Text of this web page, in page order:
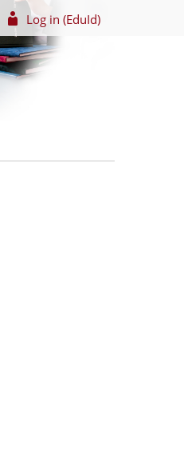
Log in (EduId)